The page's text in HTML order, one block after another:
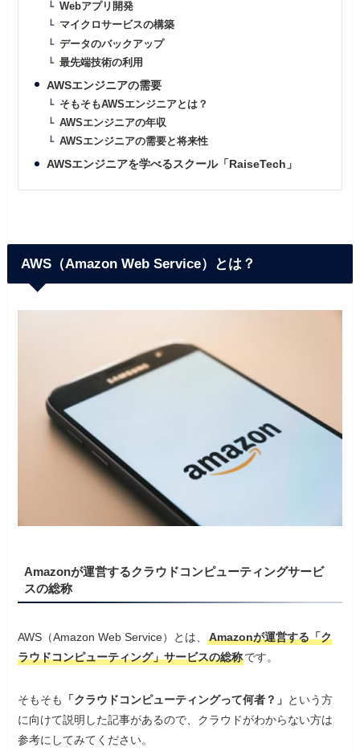
Webアプリ開発
マイクロサービスの構築
データのバックアップ
最先端技術の利用
AWSエンジニアの需要
そもそもAWSエンジニアとは？
AWSエンジニアの年収
AWSエンジニアの需要と将来性
AWSエンジニアを学べるスクール「RaiseTech」
AWS（Amazon Web Service）とは？
Amazonが運営するクラウドコンピューティングサービ
スの総称
AWS（Amazon Web Service）とは、Amazonが運営する「ク
ラウドコンピューティング」サービスの総称です。
そもそも 「クラウドコンピューティングって何者？」 という方
に向けて説明した記事があるので、クラウドがわからない方は
参考にしてみてください。